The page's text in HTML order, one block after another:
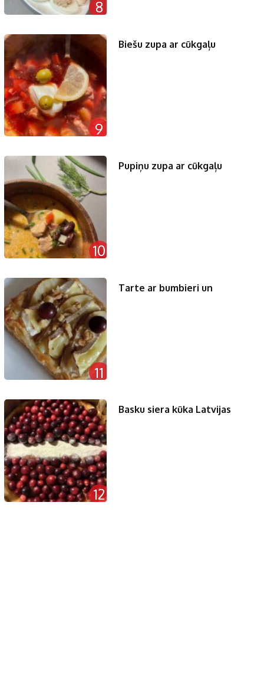
8
9
Biešu zupa ar cūkgaļu
10
Pupiņu zupa ar cūkgaļu
11
Tarte ar bumbieri un
12
Basku siera kūka Latvijas